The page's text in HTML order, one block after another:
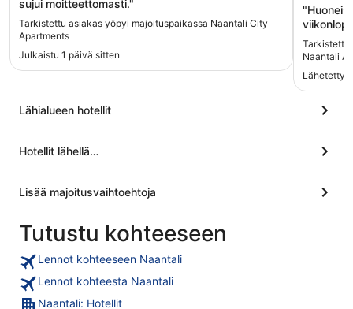
sujui moitteettomasti."
Tarkistettu asiakas yöpyi majoituspaikassa Naantali City
Apartments
Julkaistu 1 päivä sitten
mikä
Tarkistettu
Naantali
Lähetetty
Lähialueen hotellit
Hotellit lähellä…
Lisää majoitusvaihtoehtoja
Tutustu kohteeseen
Lennot kohteeseen Naantali
Lennot kohteesta Naantali
Naantali: Hotellit